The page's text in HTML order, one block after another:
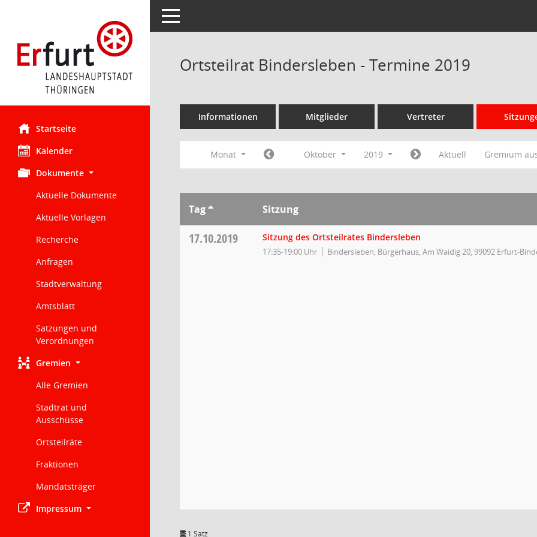
Startseite
Kalender
Dokumente
Aktuelle Dokumente
Aktuelle Vorlagen
Recherche
Anfragen
Stadtverwaltung
Amtsblatt
Satzungen und
Verordnungen
Gremien
Alle Gremien
Stadtrat und
Ausschüsse
Ortsteilräte
Fraktionen
Mandatsträger
Impressum
Toggle navigation
Ortsteilrat Bindersleben - Termine 2019
Informationen Mitglieder Vertreter
Monat Oktober 2019 Aktuell Gremium
Tag Sitzung
17.10.2019 Sitzung des Ortsteilrates Bindersleben
17:35-19:00 Uhr Bindersleben, Bürgerhaus, Am Waidig 20, 99092 Erfurt-
1 Satz